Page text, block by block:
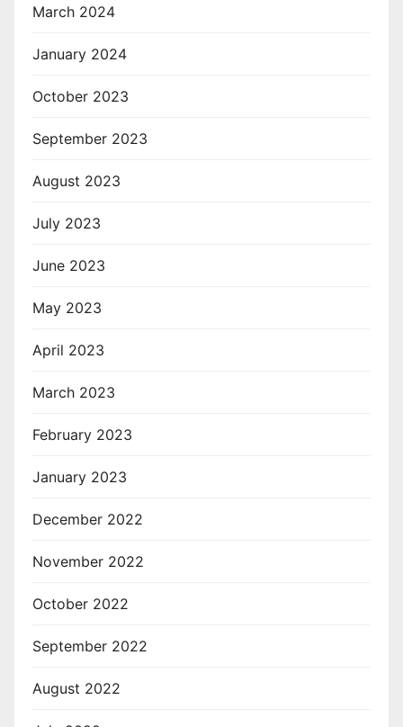
March 2024
January 2024
October 2023
September 2023
August 2023
July 2023
June 2023
May 2023
April 2023
March 2023
February 2023
January 2023
December 2022
November 2022
October 2022
September 2022
August 2022